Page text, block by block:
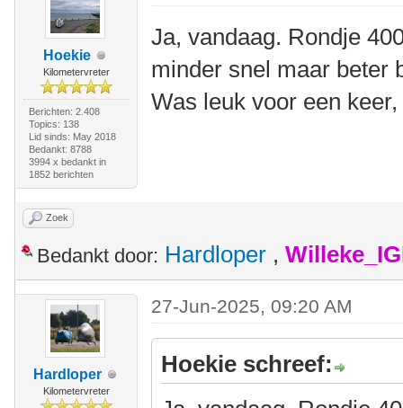
Hoekie
Kilometervreter
Berichten: 2.408
Topics: 138
Lid sinds: May 2018
Bedankt: 8788
3994 x bedankt in
1852 berichten
Ja, vandaag. Rondje
minder snel maar beter
Was leuk voor een
Zoek
Bedankt door: Hardloper ,
Hardloper
Kilometervreter
27-Jun-2025, 09:20 AM
Hoekie schreef: